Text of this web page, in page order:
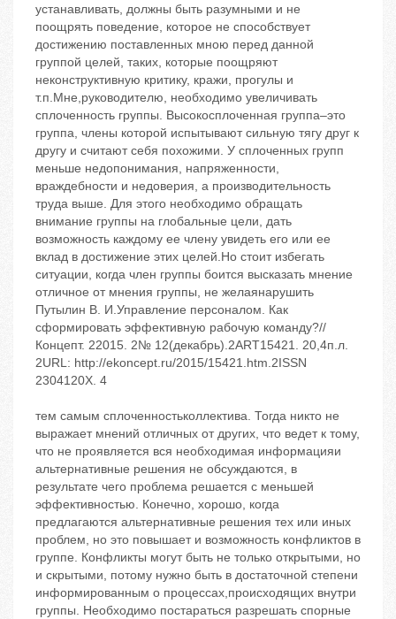
устанавливать, должны быть разумными и не
поощрять поведение, которое не способствует
достижению поставленных мною перед данной
группой целей, таких, которые поощряют
неконструктивную критику, кражи, прогулы и
т.п.Мне,руководителю, необходимо увеличивать
сплоченность группы. Высокосплоченная группа–это
группа, члены которой испытывают сильную тягу друг к
другу и считают себя похожими. У сплоченных групп
меньше недопонимания, напряженности,
враждебности и недоверия, а производительность
труда выше. Для этого необходимо обращать
внимание группы на глобальные цели, дать
возможность каждому ее члену увидеть его или ее
вклад в достижение этих целей.Но стоит избегать
ситуации, когда член группы боится высказать мнение
отличное от мнения группы, не желаянарушить
Путылин В. И.Управление персоналом. Как
сформировать эффективную рабочую команду?//
Концепт. 22015. 2№ 12(декабрь).2ART15421. 20,4п.л.
2URL: http://ekoncept.ru/2015/15421.htm.2ISSN
2304120X. 4
тем самым сплоченностьколлектива. Тогда никто не
выражает мнений отличных от других, что ведет к тому,
что не проявляется вся необходимая информацияи
альтернативные решения не обсуждаются, в
результате чего проблема решается с меньшей
эффективностью. Конечно, хорошо, когда
предлагаются альтернативные решения тех или иных
проблем, но это повышает и возможность конфликтов в
группе. Конфликты могут быть не только открытыми, но
и скрытыми, потому нужно быть в достаточной степени
информированным о процессах,происходящих внутри
группы. Необходимо постараться разрешать спорные